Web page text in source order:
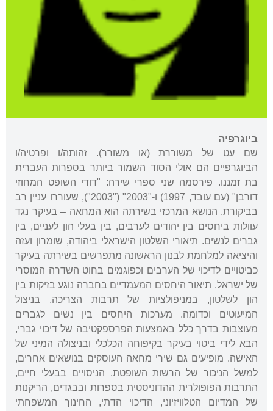
ביוגרפיה
שם עט של משוררת (או משורר). זהותה/ו ופרטיה/ו
הביוגרפיים הם אולי הסוד השמור ביותר בספרות העברית
בת זמננו. פירסמה שני ספרי שירה: "דודי השופט המחוזי
דורבן" (עם עובד, 1997) ו-"2003" ("2003"), שעוררו עניין רב
בביקורת. הנושא המרכזי בשירתה הוא המחאה – בעיקר נגד
עוולות ביחסים בין יהודים לערבים, בין בעלי הון לעניים, בין
גברים לנשים. תיאורי השלטון הישראלי ביהודה, שומרון ועזה
והיציאה למלחמת לבנון הראשונה מתפרשים בשירתה בעיקר
כביטויים לדיכוי של הערבים וכפוגמים בחוט השדרה המוסרי
של ישראל. תיאור היחסים המעמדיים בחברה נוגע בזיקות בין
הון לשלטון, במניפולציות של תרבות הצריכה, בניצול
המיעוטים וכדומה. מערכות היחסים בין נשים לגברים
מעוצבות בדרך כלל באמצעות הפרספקטיבה של דיכוי גברי,
הבא לידי ביטוי בעיקר בקיפוחה הכלכלי ובניצולה המיני של
האישה. מופיעים גם שירי מחאה העוסקים בנושאים אחרים,
למשל הניכור של הרשות השופטת, הניסויים בבעלי חיים,
התרבות הפופולרית ההדוניסטית בספרות ובבגדים, הריקנות
של המדיום הטלוויזיוני, הדיכוי הדתי, החינוך המשפחתי